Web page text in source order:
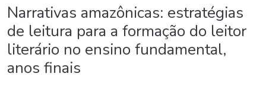
Narrativas amazônicas: estratégias
de leitura para a formação do leitor
literário no ensino fundamental,
anos finais